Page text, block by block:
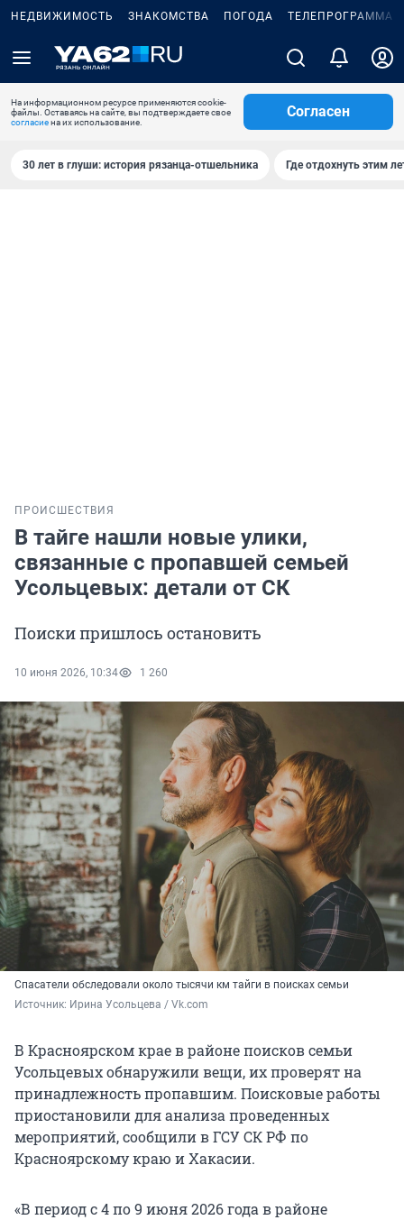
НЕДВИЖИМОСТЬ ЗНАКОМСТВА ПОГОДА ТЕЛЕПРОГРАММА
На информационном ресурсе применяются cookie-
файлы. Оставаясь на сайте, вы подтверждаете свое
согласиена их использование.
Согласен
30 лет в глуши: история рязанца-отшельника Где отдохнуть этим
ПРОИСШЕСТВИЯ
В тайге нашли новые улики,
связанные с пропавшей семьей
Усольцевых: детали от СК
Поиски пришлось остановить
10 июня 2026, 10:34 1 260
Спасатели обследовали около тысячи км тайги в поисках семьи
Источник: Ирина Усольцева / Vk.com
В Красноярском крае в районе поисков семьи
Усольцевых обнаружили вещи, их проверят на
принадлежность пропавшим. Поисковые работы
приостановили для анализа проведенных
мероприятий, сообщили в ГСУ СК РФ по
Красноярскому краю и Хакасии.
«В период с 4 по 9 июня 2026 года в районе